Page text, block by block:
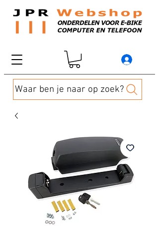
Waar ben je naar op zoek?